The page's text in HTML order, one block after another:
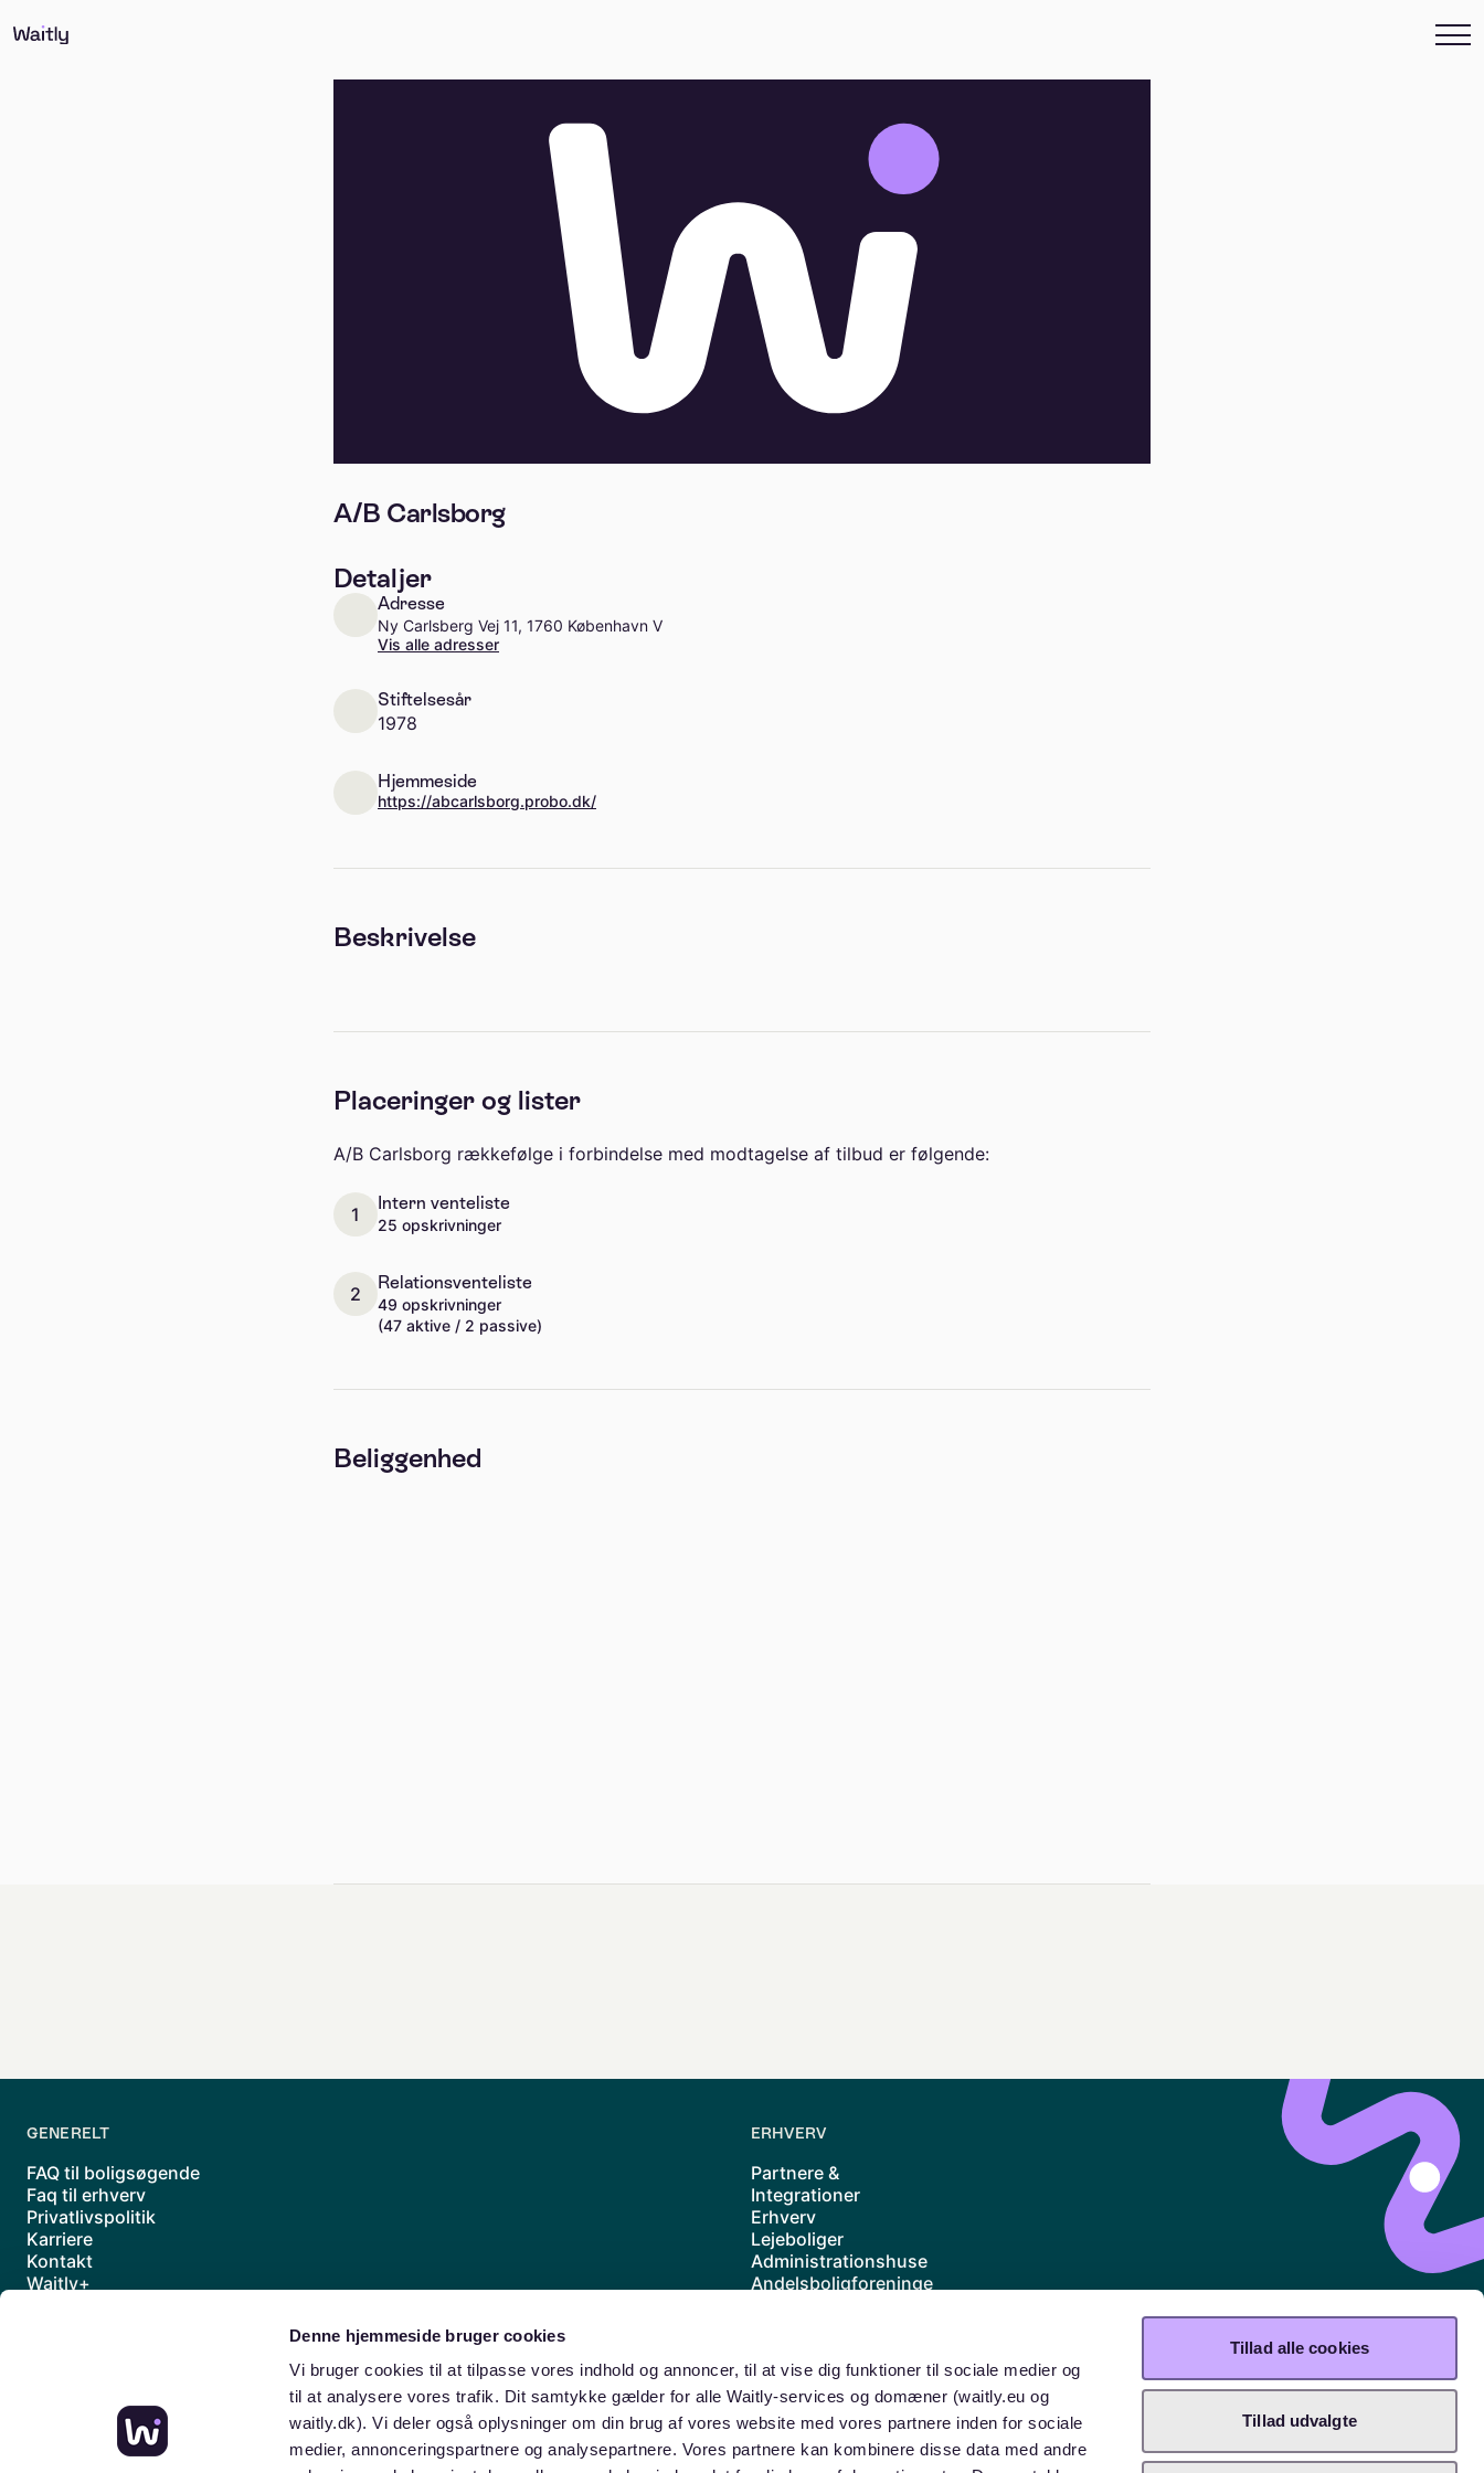
Denne hjemmeside bruger cookies
Vi bruger cookies til at tilpasse vores indhold og annoncer, til at vise dig funktioner til sociale medier og
til at analysere vores trafik. Dit samtykke gælder for alle Waitly-services og domæner (waitly.eu og
waitly.dk). Vi deler også oplysninger om din brug af vores website med vores partnere inden for sociale
medier, annonceringspartnere og analysepartnere. Vores partnere kan kombinere disse data med andre
Tillad alle cookies
Tillad udvalgte
A/B Carlsborg
Detaljer
Adresse
Ny Carlsberg Vej 11, 1760 København V
Vis alle adresser
Stiftelsesår
1978
Hjemmeside
https://abcarlsborg.probo.dk/
Beskrivelse
Placeringer og lister
A/B Carlsborg rækkefølge i forbindelse med modtagelse af tilbud er følgende:
1
Intern venteliste
25 opskrivninger
2
Relationsventeliste
49 opskrivninger
(47 aktive / 2 passive)
Beliggenhed
GENERELT
FAQ til boligsøgende
Faq til erhverv
Privatlivspolitik
Karriere
Kontakt
Waitly+
ERHVERV
Partnere &
Integrationer
Erhverv
Lejeboliger
Administrationshuse
Andelsboligforeninge
Priser
Waitly samarbejder
med ABF